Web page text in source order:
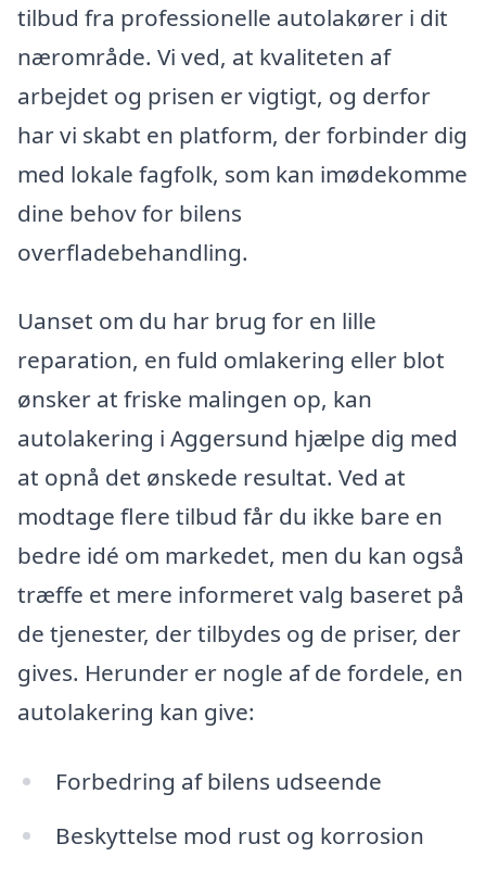
tilbud fra professionelle autolakører i dit
nærområde. Vi ved, at kvaliteten af
arbejdet og prisen er vigtigt, og derfor
har vi skabt en platform, der forbinder dig
med lokale fagfolk, som kan imødekomme
dine behov for bilens
overfladebehandling.
Uanset om du har brug for en lille
reparation, en fuld omlakering eller blot
ønsker at friske malingen op, kan
autolakering i Aggersund hjælpe dig med
at opnå det ønskede resultat. Ved at
modtage flere tilbud får du ikke bare en
bedre idé om markedet, men du kan også
træffe et mere informeret valg baseret på
de tjenester, der tilbydes og de priser, der
gives. Herunder er nogle af de fordele, en
autolakering kan give:
Forbedring af bilens udseende
Beskyttelse mod rust og korrosion